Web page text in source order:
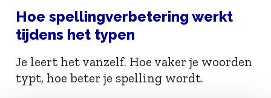
Hoe spellingverbetering werkt
tijdens het typen
Je leert het vanzelf. Hoe vaker je woorden
typt, hoe beter je spelling wordt.